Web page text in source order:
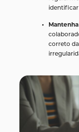
identificar
correto